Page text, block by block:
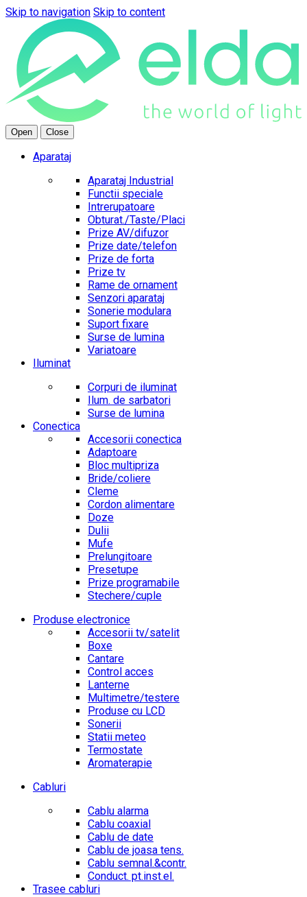
Skip to navigation Skip to content
Open Close
Aparataj
Aparataj Industrial
Functii speciale
Intrerupatoare
Obturat./Taste/Placi
Prize AV/difuzor
Prize date/telefon
Prize de forta
Prize tv
Rame de ornament
Senzori aparataj
Sonerie modulara
Suport fixare
Surse de lumina
Variatoare
Iluminat
Corpuri de iluminat
Ilum. de sarbatori
Surse de lumina
Conectica
Accesorii conectica
Adaptoare
Bloc multipriza
Bride/coliere
Cleme
Cordon alimentare
Doze
Dulii
Mufe
Prelungitoare
Presetupe
Prize programabile
Stechere/cuple
Produse electronice
Accesorii tv/satelit
Boxe
Cantare
Control acces
Lanterne
Multimetre/testere
Produse cu LCD
Sonerii
Statii meteo
Termostate
Aromaterapie
Cabluri
Cablu alarma
Cablu coaxial
Cablu de date
Cablu de joasa tens.
Cablu semnal.&contr.
Conduct. pt.inst.el.
Trasee cabluri